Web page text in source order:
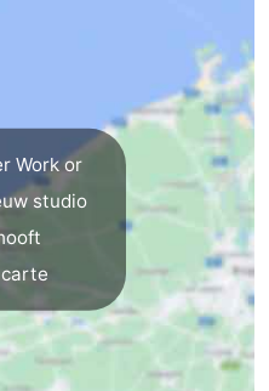
Work or
studio